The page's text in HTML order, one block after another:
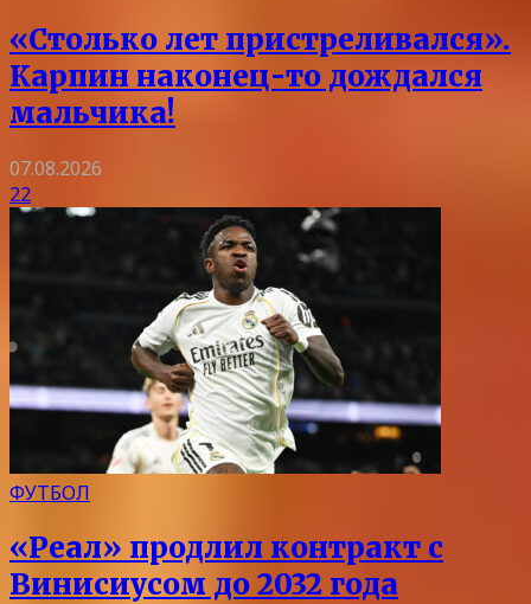
«Столько лет пристреливался».
Карпин наконец-то дождался
мальчика!
07.08.2026
22
ФУТБОЛ
«Реал» продлил контракт с
Винисиусом до 2032 года